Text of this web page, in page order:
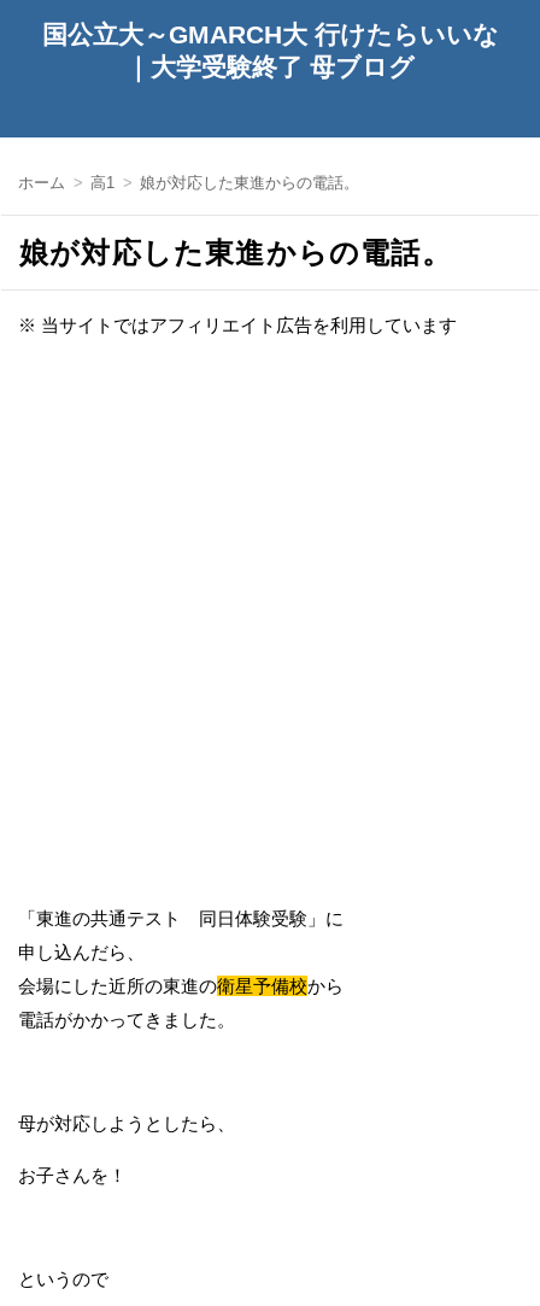
国公立大～GMARCH大 行けたらいいな
｜大学受験終了 母ブログ
ホーム 高1 娘が対応した東進からの電話。
娘が対応した東進からの電話。
※ 当サイトではアフィリエイト広告を利用しています
「東進の共通テスト 同日体験受験」に
申し込んだら、
会場にした近所の東進の衛星予備校から
電話がかかってきました。
母が対応しようとしたら、
お子さんを！
というので